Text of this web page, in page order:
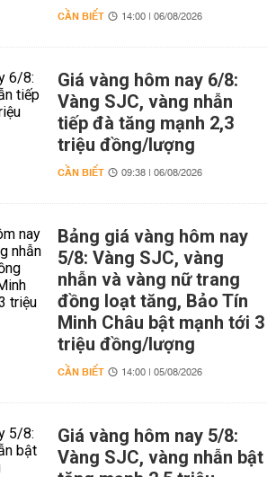
CẦN BIẾT 14:00 | 06/08/2026
Giá vàng hôm nay 6/8:
Vàng SJC, vàng nhẫn
tiếp đà tăng mạnh 2,3
triệu đồng/lượng
CẦN BIẾT 09:38 | 06/08/2026
Bảng giá vàng hôm nay
5/8: Vàng SJC, vàng
nhẫn và vàng nữ trang
đồng loạt tăng, Bảo Tín
Minh Châu bật mạnh tới 3
triệu đồng/lượng
CẦN BIẾT 14:00 | 05/08/2026
Giá vàng hôm nay 5/8:
Vàng SJC, vàng nhẫn bật